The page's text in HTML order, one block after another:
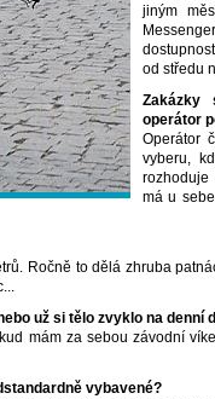
jiným
od středu
operátor
Operátor
vyberu,
má u
Ročně to dělá zhruba
už si tělo zvyklo na denní
mám za sebou závodní
vybavené?